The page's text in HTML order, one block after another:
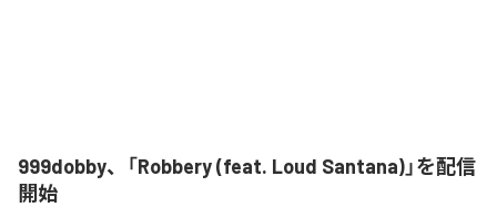
999dobby、「Robbery (feat. Loud Santana)」を配信
開始